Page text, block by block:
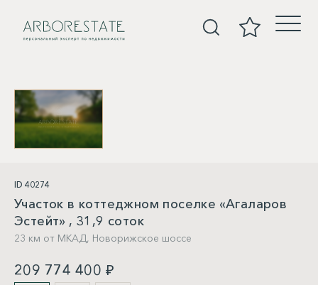
ID 40274
Участок в коттеджном поселке «Агаларов
Эстейт» , 31,9 соток
23 км от МКАД, Новорижское шоссе
209 774 400 ₽